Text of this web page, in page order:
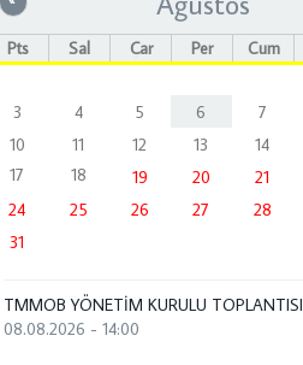
Pts Sal Çar Per Cum
3
4 5 6 7
10
11 12 13 14
17
18 19 20 21
24
25 26 27 28
31
TMMOB YÖNETİM KURULU TOPLANTISI
08.08.2026 - 14:00